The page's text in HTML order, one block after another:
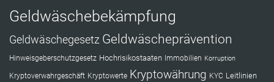
Geldwäschebekämpfung
Geldwäschegesetz Geldwäscheprävention
Hinweisgeberschutzgesetz Hochrisikostaaten Immobilien Korruption
Kryptoverwahrgeschäft Kryptowerte Kryptowährung KYC Leitlinien